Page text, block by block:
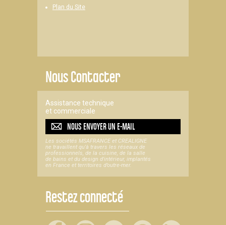
Plan du Site
Nous Contacter
Assistance technique
et commerciale
NOUS ENVOYER UNE-MAIL
Les sociétés MSAFRANCE et CREALIGNE
ne travaillent qu'à travers les réseaux de
professionnels, de la cuisine, de la salle
de bains et du design d'intérieur, implantés
en France et territoires d’outre-mer.
Restez connecté